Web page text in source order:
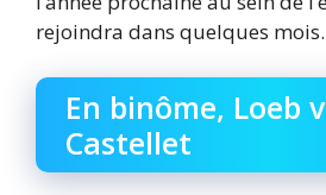
rejoindra dans quelques mois.
En binôme, Loeb
Castellet